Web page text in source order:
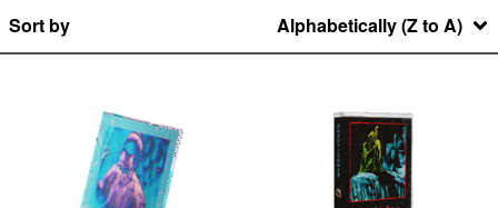
Sort by Alphabetically (Z to A)